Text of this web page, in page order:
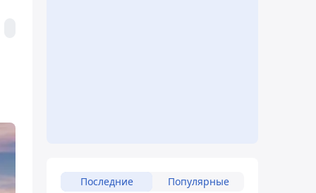
Последние Популярные